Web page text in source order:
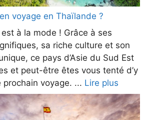
voyage en Thaïlande ?
à la mode ! Grâce à ses
sa riche culture et son
ce pays d’Asie du Sud Est
et peut-être êtes vous tenté d’y
prochain voyage. ... Lire plus